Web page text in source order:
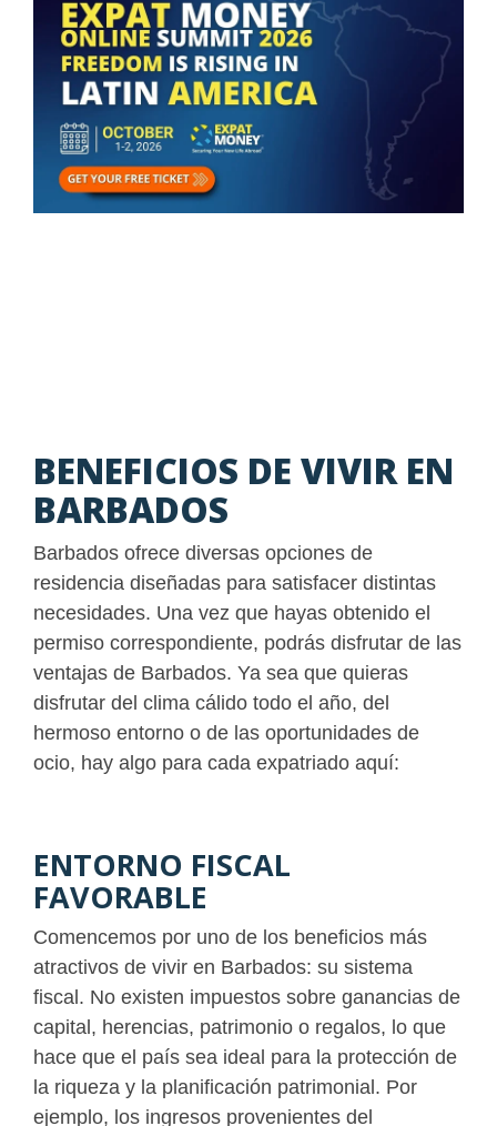
BENEFICIOS DE VIVIR EN
BARBADOS
Barbados ofrece diversas opciones de
residencia diseñadas para satisfacer distintas
necesidades. Una vez que hayas obtenido el
permiso correspondiente, podrás disfrutar de las
ventajas de Barbados. Ya sea que quieras
disfrutar del clima cálido todo el año, del
hermoso entorno o de las oportunidades de
ocio, hay algo para cada expatriado aquí:
ENTORNO FISCAL
FAVORABLE
Comencemos por uno de los beneficios más
atractivos de vivir en Barbados: su sistema
fiscal. No existen impuestos sobre ganancias de
capital, herencias, patrimonio o regalos, lo que
hace que el país sea ideal para la protección de
la riqueza y la planificación patrimonial. Por
ejemplo, los ingresos provenientes del